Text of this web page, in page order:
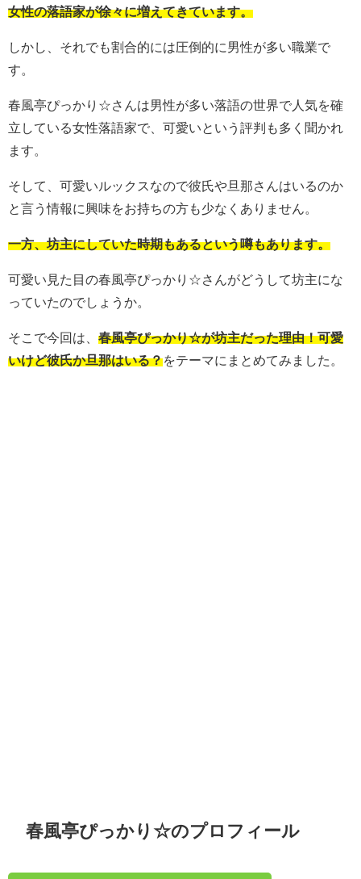
女性の落語家が徐々に増えてきています。
しかし、それでも割合的には圧倒的に男性が多い職業で
す。
春風亭ぴっかり☆さんは男性が多い落語の世界で人気を確
立している女性落語家で、可愛いという評判も多く聞かれ
ます。
そして、可愛いルックスなので彼氏や旦那さんはいるのか
と言う情報に興味をお持ちの方も少なくありません。
一方、坊主にしていた時期もあるという噂もあります。
可愛い見た目の春風亭ぴっかり☆さんがどうして坊主にな
っていたのでしょうか。
そこで今回は、 春風亭ぴっかり☆が坊主だった理由！可愛
いけど彼氏か旦那はいる？をテーマにまとめてみました。
春風亭ぴっかり☆のプロフィール